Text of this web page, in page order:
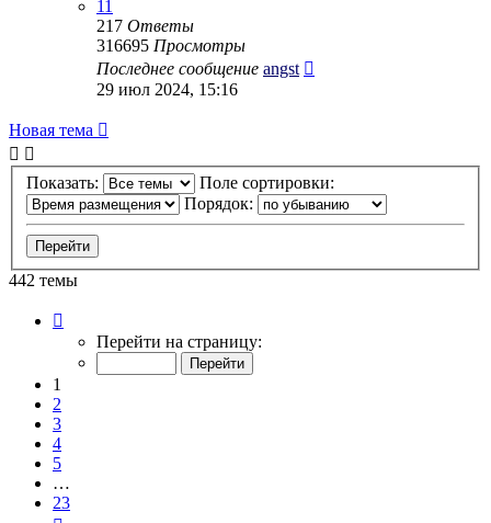
11
217 Ответы
316695 Просмотры
Последнее сообщение angst
29 июл 2024, 15:16
Новая тема
Показать:
Поле сортировки:
Порядок:
442 темы
Перейти на страницу:
1
2
3
4
5
…
23